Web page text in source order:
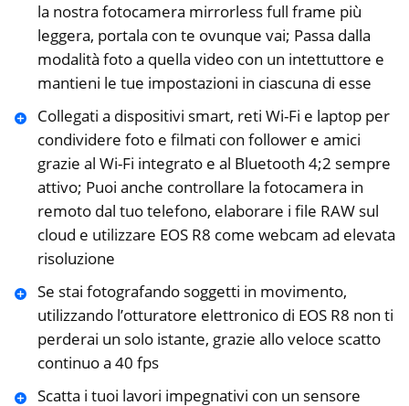
la nostra fotocamera mirrorless full frame più
leggera, portala con te ovunque vai; Passa dalla
modalità foto a quella video con un intettuttore e
mantieni le tue impostazioni in ciascuna di esse
Collegati a dispositivi smart, reti Wi-Fi e laptop per
condividere foto e filmati con follower e amici
grazie al Wi-Fi integrato e al Bluetooth 4;2 sempre
attivo; Puoi anche controllare la fotocamera in
remoto dal tuo telefono, elaborare i file RAW sul
cloud e utilizzare EOS R8 come webcam ad elevata
risoluzione
Se stai fotografando soggetti in movimento,
utilizzando l’otturatore elettronico di EOS R8 non ti
perderai un solo istante, grazie allo veloce scatto
continuo a 40 fps
Scatta i tuoi lavori impegnativi con un sensore